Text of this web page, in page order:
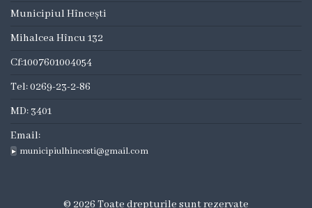
Regulamente
Verbale
Municipiul Hîncești
Mihalcea Hîncu 132
Cf:1007601004054
Tel: 0269-23-2-86
MD: 3401
Email:
municipiulhincesti@gmail.com
© 2026 Toate drepturile sunt rezervate